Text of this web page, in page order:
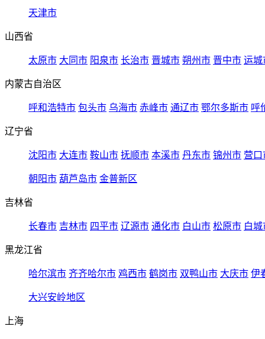
天津市
山西省
太原市 大同市 阳泉市 长治市 晋城市 朔州市 晋中市 运城
内蒙古自治区
呼和浩特市 包头市 乌海市 赤峰市 通辽市 鄂尔多斯市 呼
辽宁省
沈阳市 大连市 鞍山市 抚顺市 本溪市 丹东市 锦州市 营口
朝阳市 葫芦岛市 金普新区
吉林省
长春市 吉林市 四平市 辽源市 通化市 白山市 松原市 白城
黑龙江省
哈尔滨市 齐齐哈尔市 鸡西市 鹤岗市 双鸭山市 大庆市 伊
大兴安岭地区
上海